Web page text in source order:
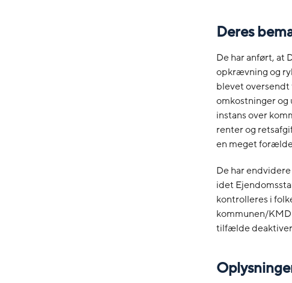
Deres
De har anført, at
opkrævning og
blevet oversendt
omkostninger
instans over
renter og
en meget
De har
idet
kontrolleres i
kommunen/
tilfælde